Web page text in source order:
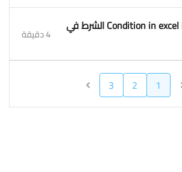
10. Condition in excel If else الشرط في 4 دقيقة
1
2
3